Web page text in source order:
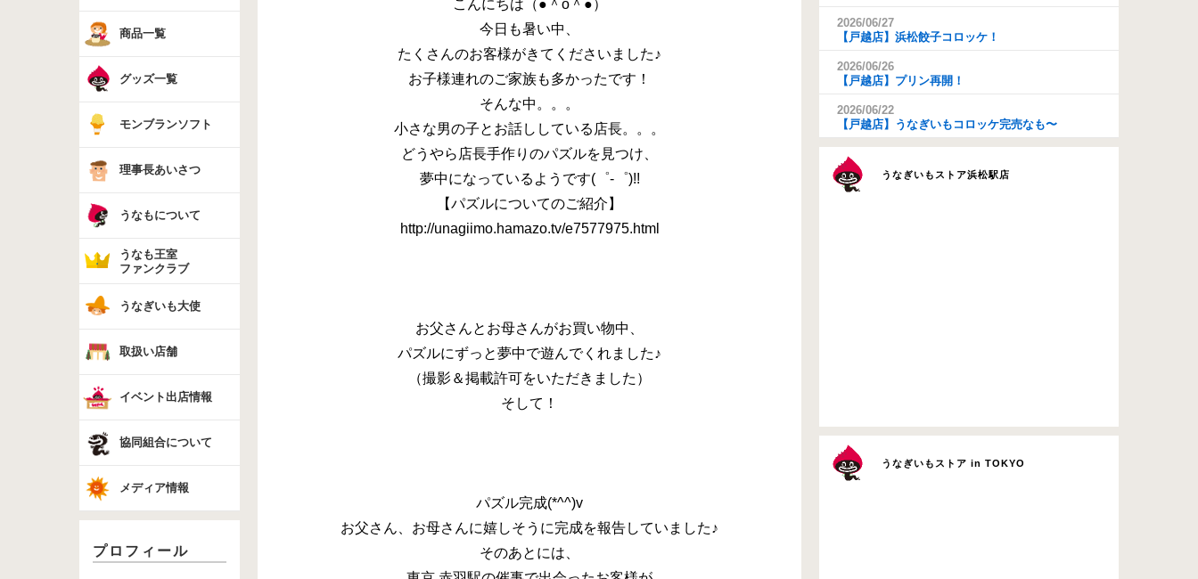
商品一覧
グッズ一覧
モンブランソフト
理事長あいさつ
うなもについて
うなも王室
ファンクラブ
うなぎいも大使
取扱い店舗
イベント出店情報
協同組合について
メディア情報
プロフィール
こんにちは（●＾o＾●）
今日も暑い中、
たくさんのお客様がきてくださいました♪
お子様連れのご家族も多かったです！
そんな中。。。
小さな男の子とお話ししている店長。。。
どうやら店長手作りのパズルを見つけ、
夢中になっているようです(゜-゜)!!
【パズルについてのご紹介】
http://unagiimo.hamazo.tv/e7577975.html
お父さんとお母さんがお買い物中、
パズルにずっと夢中で遊んでくれました♪
（撮影＆掲載許可をいただきました）
そして！
パズル完成(*^^)v
お父さん、お母さんに嬉しそうに完成を報告していました♪
そのあとには、
2026/06/27
【戸越店】浜松餃子コロッケ！
2026/06/26
【戸越店】プリン再開！
2026/06/22
【戸越店】うなぎいもコロッケ完売なも〜
うなぎいもストア浜松駅店
うなぎいもストア in TOKYO